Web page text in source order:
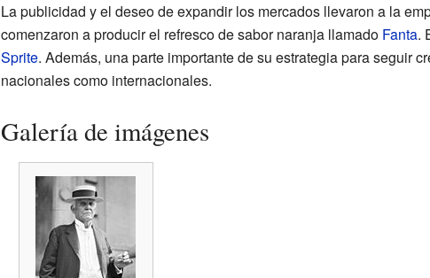
La publicidad y el deseo de expandir los mercados llevaron a la
comenzaron a producir el refresco de sabor naranja llamado Fanta.
Sprite. Además, una parte importante de su estrategia para seguir
nacionales como internacionales.
Galería de imágenes